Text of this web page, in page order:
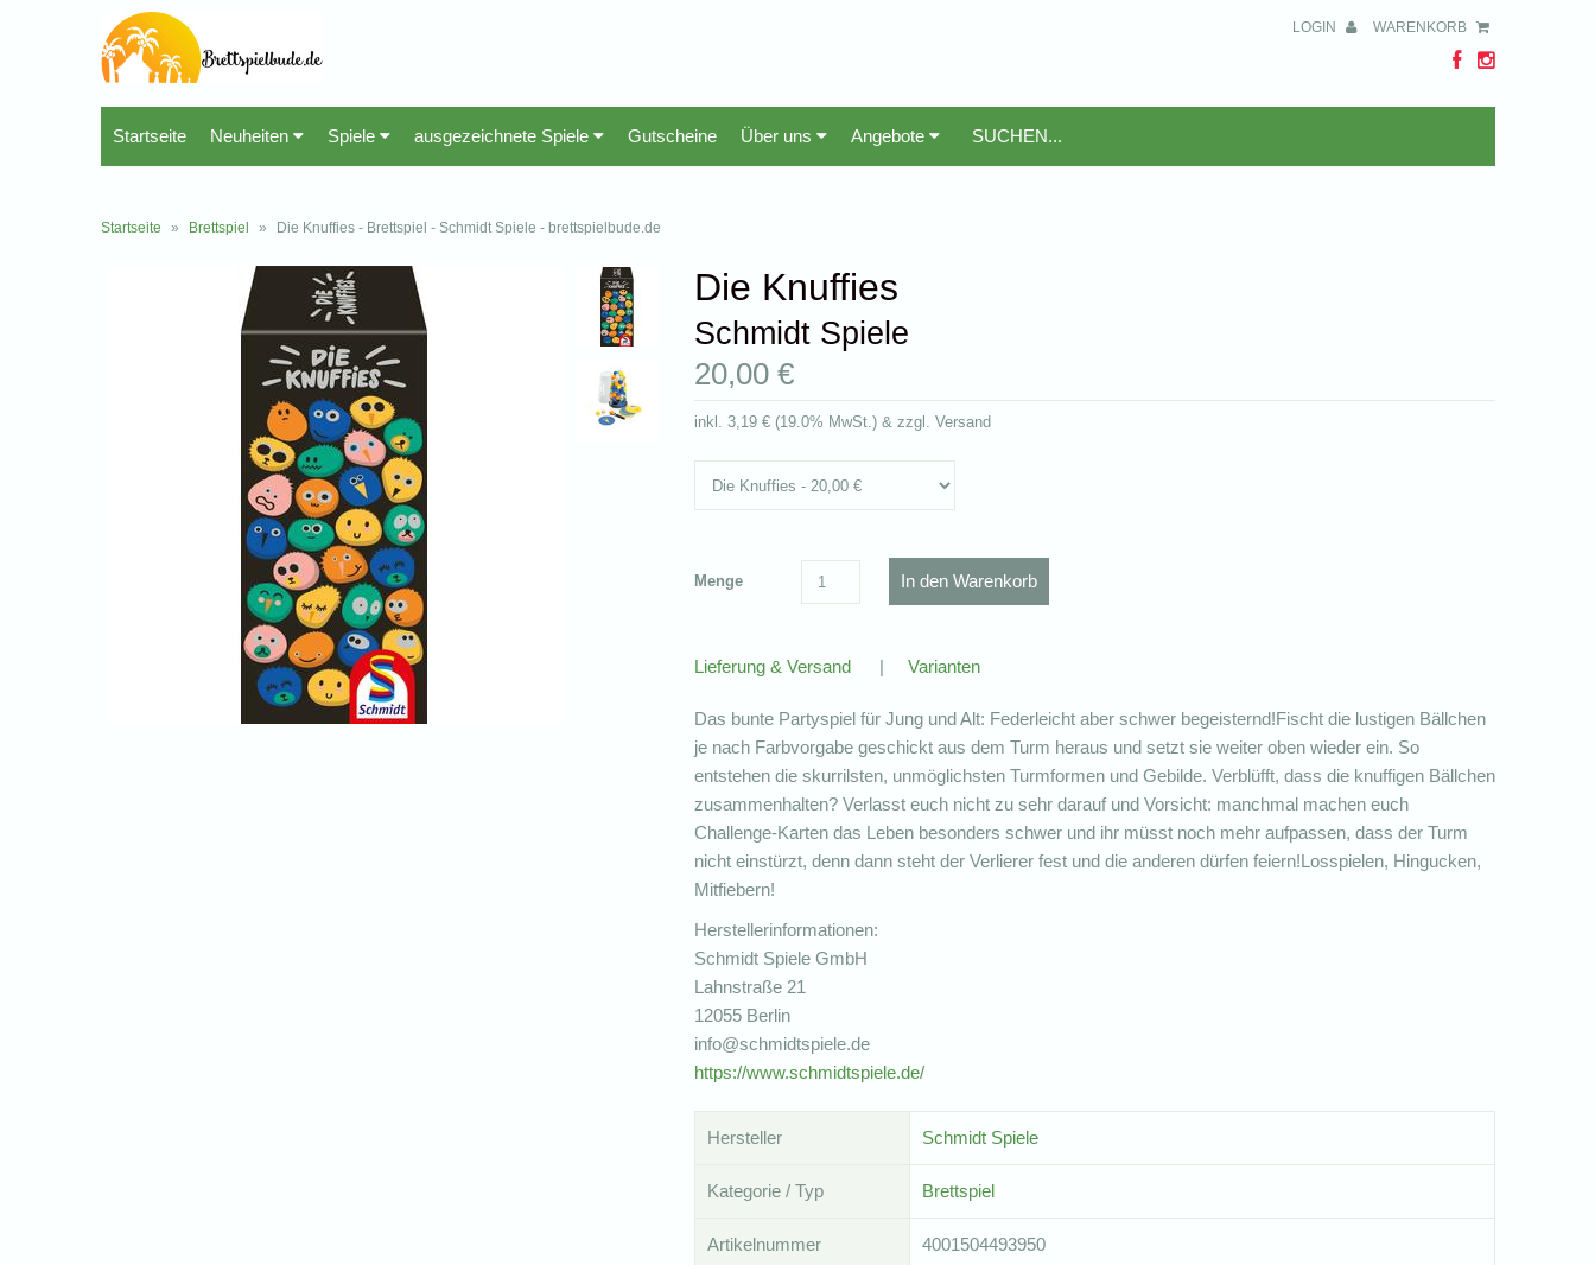
LOGIN WARENKORB
Startseite Neuheiten Spiele ausgezeichnete Spiele Gutscheine Über uns Angebote
Startseite » Brettspiel » Die Knuffies - Brettspiel - Schmidt Spiele - brettspielbude.de
Die Knuffies
Schmidt Spiele
20,00 €
inkl. 3,19 €(19.0% MwSt.) & zzgl. Versand
Menge
Lieferung & Versand | Varianten
Das bunte Partyspiel für Jung und Alt: Federleicht aber schwer begeisternd!Fischt die lustigen Bällchen
je nach Farbvorgabe geschickt aus dem Turm heraus und setzt sie weiter oben wieder ein. So
entstehen die skurrilsten, unmöglichsten Turmformen und Gebilde. Verblüfft, dass die knuffigen Bällchen
zusammenhalten? Verlasst euch nicht zu sehr darauf und Vorsicht: manchmal machen euch
Challenge-Karten das Leben besonders schwer und ihr müsst noch mehr aufpassen, dass der Turm
nicht einstürzt, denn dann steht der Verlierer fest und die anderen dürfen feiern!Losspielen, Hingucken,
Mitfiebern!
Herstellerinformationen:
Schmidt Spiele GmbH
Lahnstraße 21
12055 Berlin
info@schmidtspiele.de
https://www.schmidtspiele.de/
Hersteller Schmidt Spiele
Kategorie / Typ Brettspiel
Artikelnummer 4001504493950